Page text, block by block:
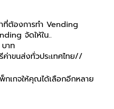
ที่ต้องการทำ Vending
จัดให้ใน..
าท
าขนส่งทั่วประเทศไทย//
กเกจให้คุณได้เลือกอีกหลาย